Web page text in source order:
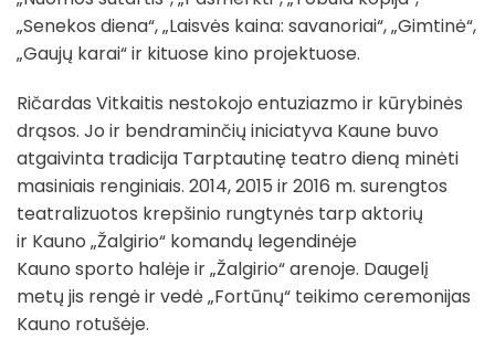
„Senekos diena“, „Laisvės kaina: savanoriai“, „Gimtinė“,
„Gaujų karai“ ir kituose kino projektuose.
Ričardas Vitkaitis nestokojo entuziazmo ir kūrybinės
drąsos. Jo ir bendraminčių iniciatyva Kaune buvo
atgaivinta tradicija Tarptautinę teatro dieną minėti
masiniais renginiais. 2014, 2015 ir 2016 m. surengtos
teatralizuotos krepšinio rungtynės tarp aktorių
ir Kauno „Žalgirio“ komandų legendinėje
Kauno sporto halėje ir „Žalgirio“ arenoje. Daugelį
metų jis rengė ir vedė „Fortūnų“ teikimo ceremonijas
Kauno rotušėje.